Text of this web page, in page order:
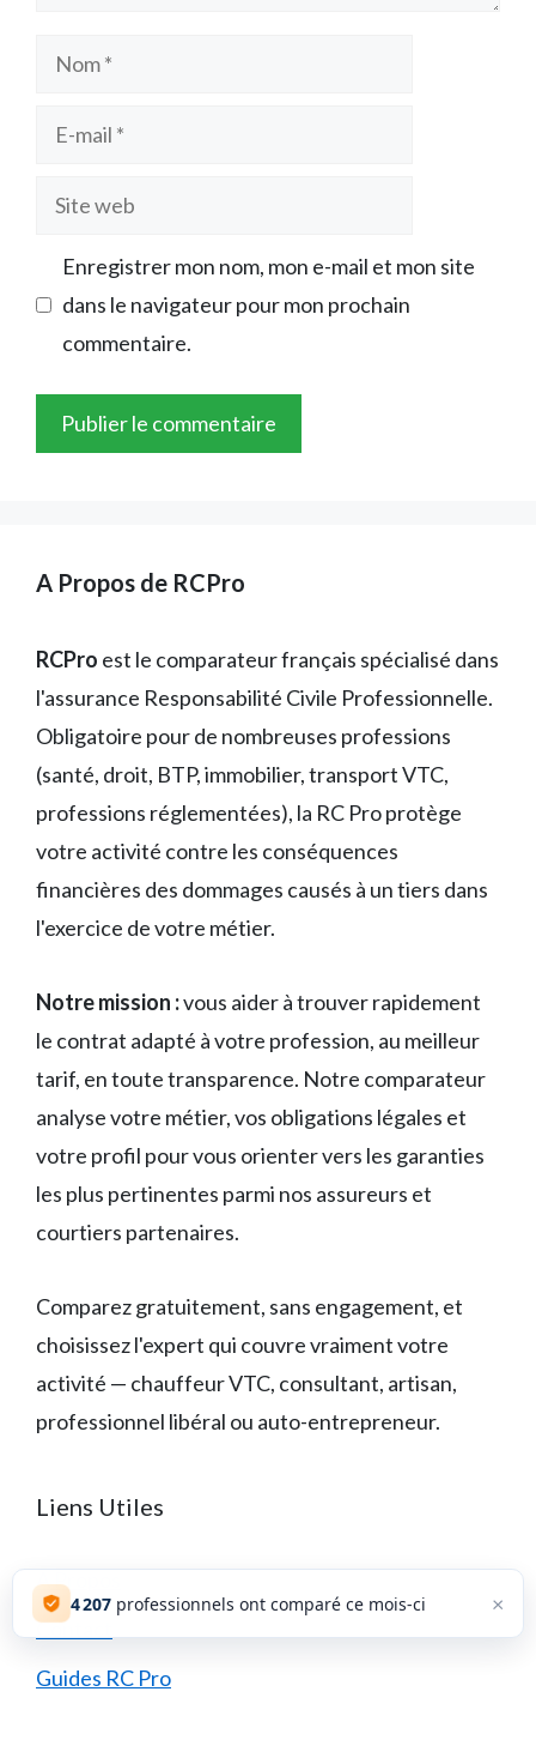
Nom
Site
Enregistrer mon nom, mon e-mail et mon site
dans le navigateur pour mon prochain
commentaire.
A Propos de RCPro
RCPro est le comparateur français spécialisé dans
l'assurance Responsabilité Civile Professionnelle.
Obligatoire pour de nombreuses professions
(santé, droit, BTP, immobilier, transport VTC,
professions réglementées), la RC Pro protège
votre activité contre les conséquences
financières des dommages causés à un tiers dans
l'exercice de votre métier.
Notre mission :vous aider à trouver rapidement
le contrat adapté à votre profession, au meilleur
tarif, en toute transparence. Notre comparateur
analyse votre métier, vos obligations légales et
votre profil pour vous orienter vers les garanties
les plus pertinentes parmi nos assureurs et
courtiers partenaires.
Comparez gratuitement, sans engagement, et
choisissez l'expert qui couvre vraiment votre
activité — chauffeur VTC, consultant, artisan,
professionnel libéral ou auto-entrepreneur.
Liens Utiles
A Propos
Contact
Guides RC Pro
4 208 professionnels ont comparé ce mois-ci ×